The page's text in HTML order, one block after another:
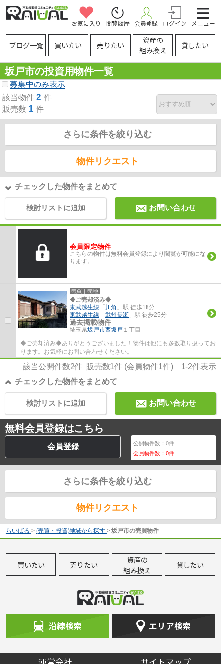
お気に入り 閲覧履歴 会員登録 ログイン メニュー
ブログ一覧 買いたい 売りたい
資産の
組み換え
貸したい
坂戸市の投資用物件一覧
募集中のみ表示
該当物件 2 件
販売数 1 件
さらに条件を絞り込む
物件リクエスト
チェックした物件をまとめて
検討リストに追加 お問い合わせ
会員限定物件
こちらの物件は無料会員登録により閲覧が可能にな
ります。
売買｜売地
◆ご売却済み◆
東武越生線 「 川角 」駅 徒歩18分
東武越生線 「武州長瀬 」駅 徒歩25分
過去掲載物件
埼玉県坂戸市西坂戸 １丁目
◆ご売却済み◆ありがとうございました！物件は他にも多数取り扱ってお
ります。お気軽にお問い合わせください。
該当公開件数2件 販売数1件 (会員物件1件) 1-2件表示
チェックした物件をまとめて
お問い合わせ
検討リストに追加
無料会員登録はこちら
会員登録 公開物件数：0件
会員物件数：0件
さらに条件を絞り込む
物件リクエスト
らいばる > (売買・投資)地域から探す > 坂戸市の売買物件
買いたい 売りたい
資産の
組み換え
貸したい
沿線検索 エリア検索
運営会社 サイトマップ